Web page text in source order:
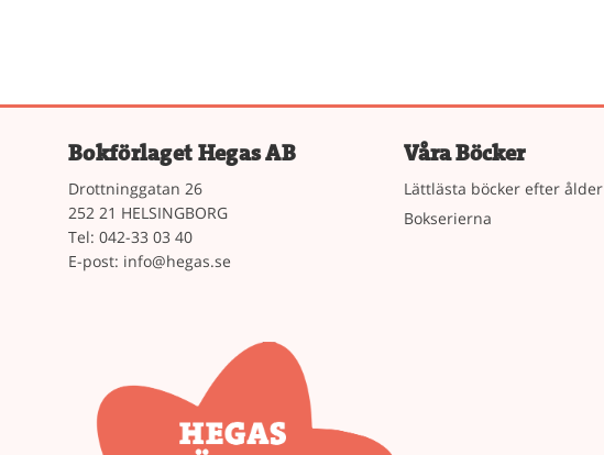
Bokförlaget Hegas AB
Drottninggatan 26
252 21 HELSINGBORG
Tel: 042-33 03 40
E-post: info@hegas.se
Våra Böcker
Lättlästa böcker efter ålder
Bokserierna